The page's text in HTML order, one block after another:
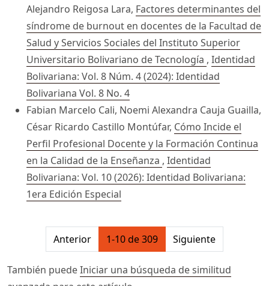
Alejandro Reigosa Lara, Factores determinantes del
síndrome de burnout en docentes de la Facultad de
Salud y Servicios Sociales del Instituto Superior
Universitario Bolivariano de Tecnología , Identidad
Bolivariana: Vol. 8 Núm. 4 (2024): Identidad
Bolivariana Vol. 8 No. 4
Fabian Marcelo Cali, Noemi Alexandra Cauja Guailla,
César Ricardo Castillo Montúfar, Cómo Incide el
Perfil Profesional Docente y la Formación Continua
en la Calidad de la Enseñanza , Identidad
Bolivariana: Vol. 10 (2026): Identidad Bolivariana:
1era Edición Especial
##issue.pagination##
Anterior 1-10 de 309 Siguiente
También puedeIniciar una búsqueda de similitud